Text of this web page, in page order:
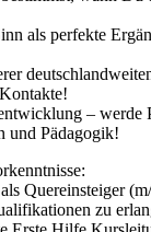
als perfekte
– werde
und Pädagogik!
Quereinsteiger
zu